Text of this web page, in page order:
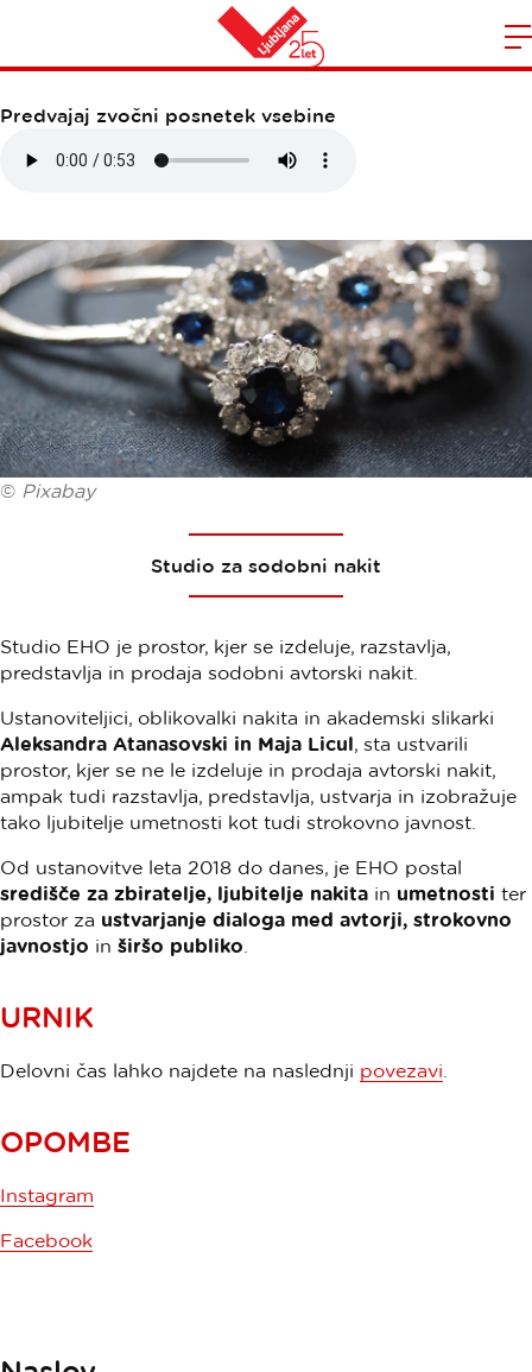
Domov
EHO STUDIO
Predvajaj zvočni posnetek vsebine
© Pixabay
Studio za sodobni nakit
Studio EHO je prostor, kjer se izdeluje, razstavlja,
predstavlja in prodaja sodobni avtorski nakit.
Ustanoviteljici, oblikovalki nakita in akademski slikarki
Aleksandra Atanasovski in Maja Licul, sta ustvarili
prostor, kjer se ne le izdeluje in prodaja avtorski nakit,
ampak tudi razstavlja, predstavlja, ustvarja in izobražuje
tako ljubitelje umetnosti kot tudi strokovno javnost.
Od ustanovitve leta 2018 do danes, je EHO postal
središče za zbiratelje, ljubitelje nakita in umetnosti ter
prostor za ustvarjanje dialoga med avtorji, strokovno
javnostjo in širšo publiko
URNIK
Delovni čas lahko najdete na naslednji povezavi
OPOMBE
Instagram
Facebook